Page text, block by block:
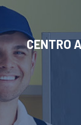
CENTRO